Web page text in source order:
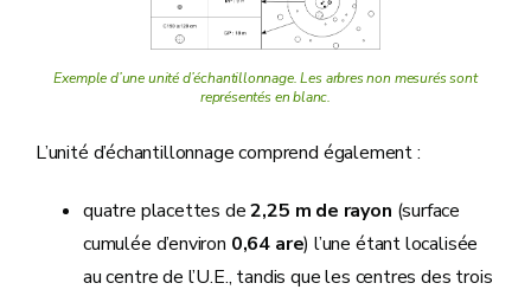
Exemple d’une unité d’échantillonnage. Les arbres non mesurés sont
représentés en blanc.
L’unité d’échantillonnage comprend également :
quatre placettes de2,25 m de rayon (surface
cumulée d’environ 0,64 are) l’une étant localisée
au centre de l’U.E., tandis que les centres des trois